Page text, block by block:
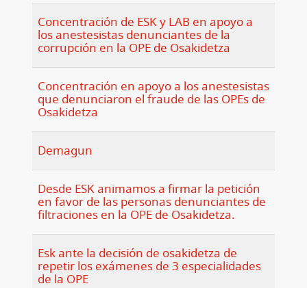
Concentración de ESK y LAB en apoyo a
los anestesistas denunciantes de la
corrupción en la OPE de Osakidetza
Concentración en apoyo a los anestesistas
que denunciaron el fraude de las OPEs de
Osakidetza
Demagun
Desde ESK animamos a firmar la petición
en favor de las personas denunciantes de
filtraciones en la OPE de Osakidetza.
Esk ante la decisión de osakidetza de
repetir los exámenes de 3 especialidades
de la OPE